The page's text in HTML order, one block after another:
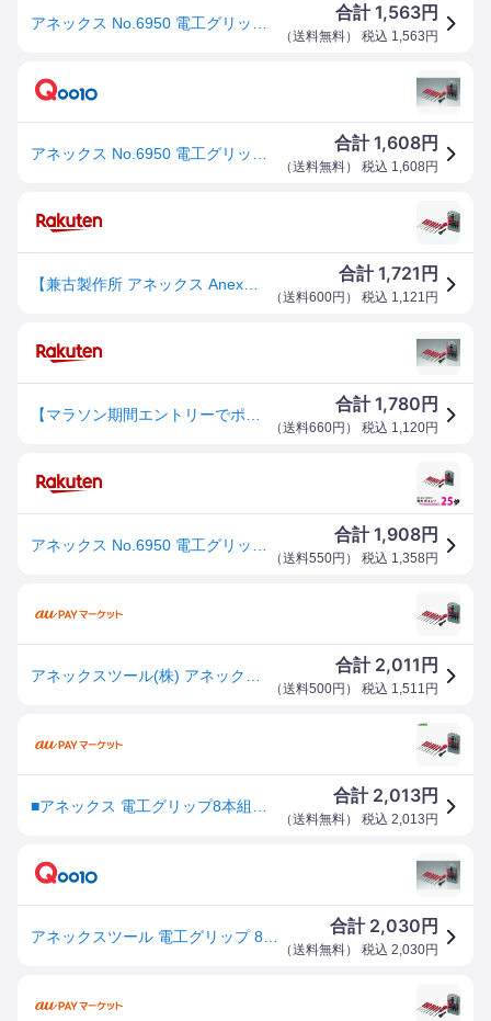
合計1,563円
（送料無料） 税込 1,563 円
合計1,608円
（送料無料） 税込 1,608 円
合計1,721 円
（送料600円 ） 税込 1,121 円
合計1,780 円
（送料660円 ） 税込 1,120円
合計1,908円
（送料550円 ） 税込 1,358 円
合計 2,011 円
（送料500円 ） 税込 1,511 円
合計 2,013円
（送料無料） 税込 2,013 円
合計 2,030 円
（送料無料） 税込 2,030円